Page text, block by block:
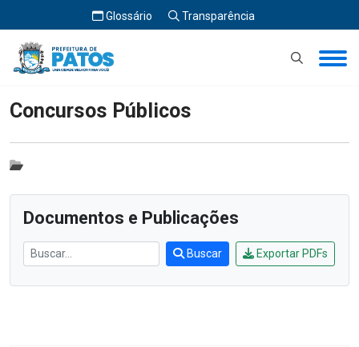
Glossário Transparência
Início Concursos Públicos
Concursos Públicos
Documentos e Publicações
Buscar Exportar PDFs